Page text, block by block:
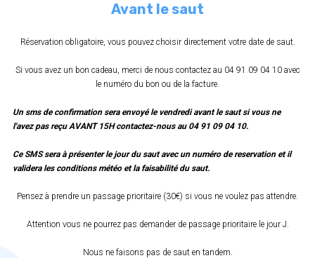
Avant le saut
Réservation obligatoire, vous pouvez choisir directement votre date de saut.
Si vous avez un bon cadeau, merci de nous contactez au 04 91 09 04 10 avec
le numéro du bon ou de la facture.
Un sms de confirmation sera envoyé le vendredi avant le saut si vous ne
l'avez pas reçu AVANT 15H contactez-nous au 04 91 09 04 10.
Ce SMS sera à présenter le jour du saut avec un numéro de reservation et il
validera les conditions météo et la faisabilité du saut.
Pensez à prendre un passage prioritaire (30€) si vous ne voulez pas attendre.
Attention vous ne pourrez pas demander de passage prioritaire le jour J.
Nous ne faisons pas de saut en tandem.